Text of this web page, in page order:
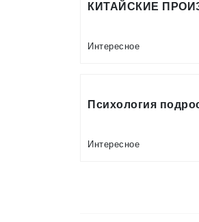
КИТАЙСКИЕ
Интересное
Психология
Интересное